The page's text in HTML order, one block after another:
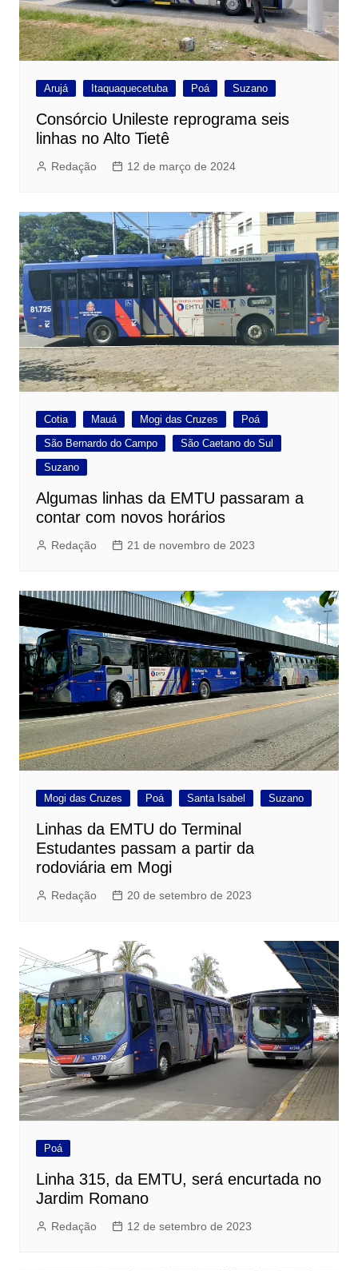
Arujá Itaquaquecetuba Poá Suzano
Consórcio Unileste reprograma seis
linhas no Alto Tietê
Redação 12 de março de 2024
Cotia Mauá Mogi das Cruzes
Poá
São Bernardo do Campo
São Caetano do Sul
Suzano
Algumas linhas da EMTU passaram a
contar com novos horários
Redação 21 de novembro de 2023
Mogi das Cruzes Poá Santa Isabel Suzano
Linhas da EMTU do Terminal
Estudantes passam a partir da
rodoviária em Mogi
Redação 20 de setembro de 2023
Poá
Linha 315, da EMTU, será encurtada no
Jardim Romano
Redação 12 de setembro de 2023